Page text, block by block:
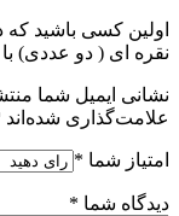
اولین کسی باشید که
نقره ای ( دو عددی) با
نشانی ایمیل شما
علامت‌گذاری شده‌اند
امتیاز شما *
دیدگاه شما *